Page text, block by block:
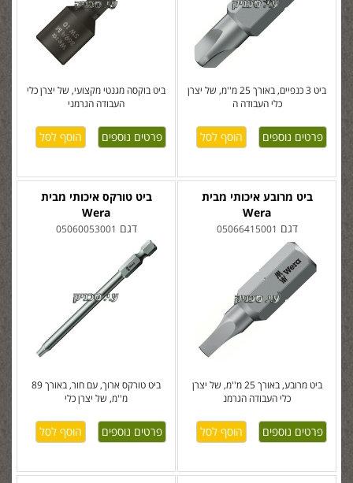
ביט בוקסה מגנטי מקצועי, של יצרן כלי
העבודה הגרמני
פרטים נוספים
ביט 3 כנפיים, באורך 25 מ''מ, של יצרן
כלי העבודה ה
פרטים נוספים
ביט טורקס איכותי מבית
Wera
דגם 05060053001
ביט טורקס ארוך, עם חור, באורך 89
מ''מ, של יצרן כלי
פרטים נוספים
ביט מרובע איכותי מבית
Wera
דגם 05066415001
ביט מרובע, באורך 25 מ''מ, של יצרן
כלי העבודה הגרמנ
פרטים נוספים